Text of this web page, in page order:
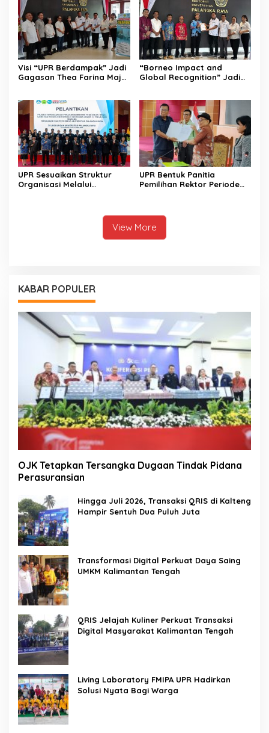
Visi “UPR Berdampak” Jadi
Gagasan Thea Farina Maju
“Borneo Impact and
Global Recognition” Jadi
UPR
UPR Sesuaikan Struktur
Organisasi Melalui
UPR Bentuk Panitia
Pemilihan Rektor Periode
View More
KABAR POPULER
OJK Tetapkan Tersangka Dugaan Tindak Pidana
Perasuransian
Hingga Juli 2026, Transaksi QRIS di Kalteng
Hampir Sentuh Dua Puluh Juta
Transformasi Digital Perkuat Daya Saing
UMKM Kalimantan Tengah
QRIS Jelajah Kuliner Perkuat Transaksi
Digital Masyarakat Kalimantan Tengah
Living Laboratory FMIPA UPR Hadirkan
Solusi Nyata Bagi Warga